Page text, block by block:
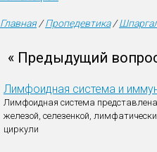
Главная/Пропедевтика/
« Предыдущий
Лимфоидная система и
Лимфоидная система
железой, селезенкой,
циркули